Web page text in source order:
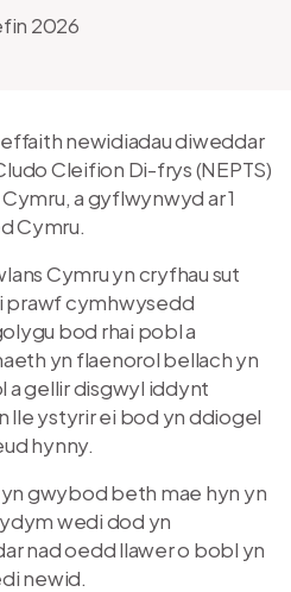
2026
newidiadau diweddar
Cleifion Di-frys (NEPTS)
a gyflwynwyd ar 1
Cymru.
Cymru yn cryfhau sut
prawf cymhwysedd
bod rhai pobl a
yn flaenorol bellach yn
a gellir disgwyl iddynt
lle ystyrir ei bod yn ddiogel
hynny.
gwybod beth mae hyn yn
wedi dod yn
nad oedd llawer o bobl yn
newid.